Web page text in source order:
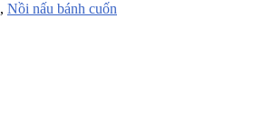
, Nồi nấu bánh cuốn